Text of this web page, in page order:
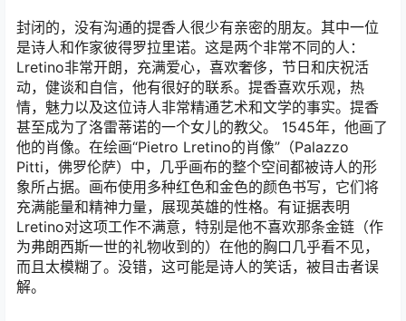
封闭的，没有沟通的提香人很少有亲密的朋友。其中一位
是诗人和作家彼得罗拉里诺。这是两个非常不同的人：
Lretino非常开朗，充满爱心，喜欢奢侈，节日和庆祝活
动，健谈和自信，他有很好的联系。提香喜欢乐观，热
情，魅力以及这位诗人非常精通艺术和文学的事实。提香
甚至成为了洛雷蒂诺的一个女儿的教父。 1545年，他画了
他的肖像。在绘画“Pietro Lretino的肖像”（Palazzo
Pitti，佛罗伦萨）中，几乎画布的整个空间都被诗人的形
象所占据。画布使用多种红色和金色的颜色书写，它们将
充满能量和精神力量，展现英雄的性格。有证据表明
Lretino对这项工作不满意，特别是他不喜欢那条金链（作
为弗朗西斯一世的礼物收到的）在他的胸口几乎看不见，
而且太模糊了。没错，这可能是诗人的笑话，被目击者误
解。